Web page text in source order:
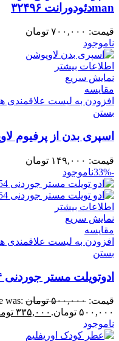
manدئودورانت ۳۲۴۹۶
قیمت: ۷۰۰,۰۰۰ تومان
ناموجود
اطلاعات بیشتر
نمایش سریع
مقایسه
افزودن به لیست علاقمندی
بستن
اسپری بدن از پرفیوم لاوپوشن
قیمت: ۱۴۹,۰۰۰ تومان
-33%
ناموجود
اطلاعات بیشتر
نمایش سریع
مقایسه
افزودن به لیست علاقمندی
بستن
ادوتویلت مستر جوردنی ۳۳۶۵۴ عطر اوریفلیم
قیمت: ۵۰۰,۰۰۰ تومان was:
۵۰۰,۰۰۰ تومان.
۳۳۵,۰۰۰
ناموجود